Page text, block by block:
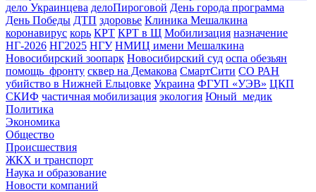
дело Украинцева делоПироговой День города программа
День Победы ДТП здоровье Клиника Мешалкина
коронавирус корь КРТ КРТ в Щ Мобилизация назначение
НГ-2026 НГ2025 НГУ НМИЦ имени Мешалкина
Новосибирский зоопарк Новосибирский суд оспа обезьян
помощь_фронту сквер на Демакова СмартСити СО РАН
убийство в Нижней Ельцовке Украина ФГУП «УЭВ» ЦКП
СКИФ частичная мобилизация экология Юный_медик
Политика
Экономика
Общество
Происшествия
ЖКХ и транспорт
Наука и образование
Новости компаний